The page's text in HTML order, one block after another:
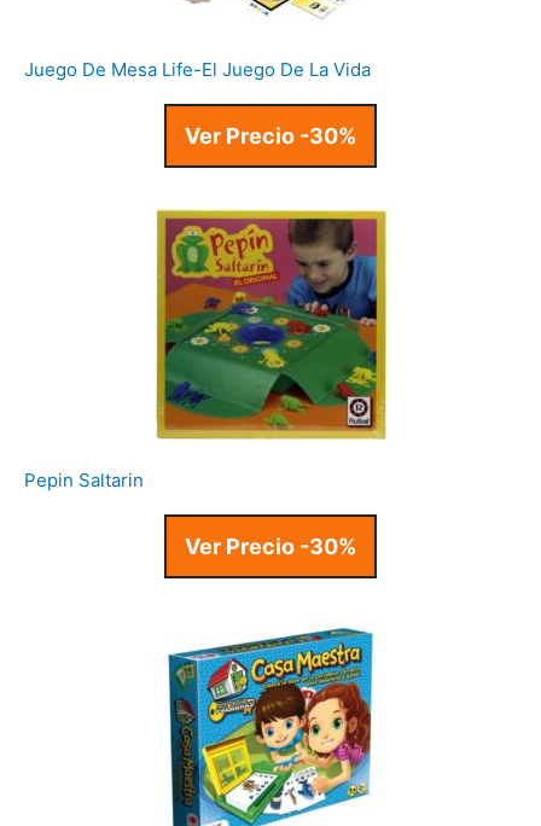
Juego De Mesa Life-El Juego De La Vida
Ver Precio -30%
Pepin Saltarin
Ver Precio -30%